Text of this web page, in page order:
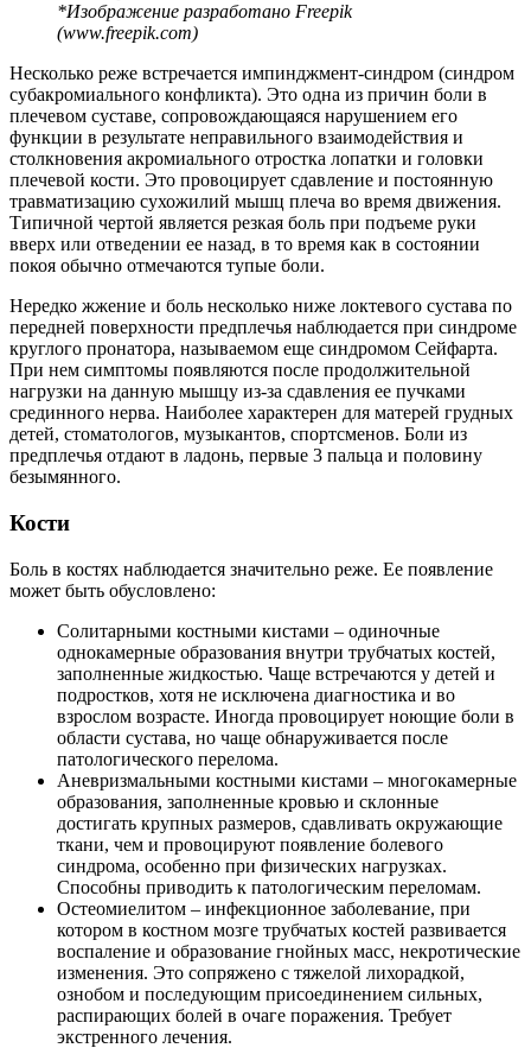
*Изображение разработано Freepik
(www.freepik.com)
Несколько реже встречается импинджмент-синдром (синдром
субакромиального конфликта). Это одна из причин боли в
плечевом суставе, сопровождающаяся нарушением его
функции в результате неправильного взаимодействия и
столкновения акромиального отростка лопатки и головки
плечевой кости. Это провоцирует сдавление и постоянную
травматизацию сухожилий мышц плеча во время движения.
Типичной чертой является резкая боль при подъеме руки
вверх или отведении ее назад, в то время как в состоянии
покоя обычно отмечаются тупые боли.
Нередко жжение и боль несколько ниже локтевого сустава по
передней поверхности предплечья наблюдается при синдроме
круглого пронатора, называемом еще синдромом Сейфарта.
При нем симптомы появляются после продолжительной
нагрузки на данную мышцу из-за сдавления ее пучками
срединного нерва. Наиболее характерен для матерей грудных
детей, стоматологов, музыкантов, спортсменов. Боли из
предплечья отдают в ладонь, первые 3 пальца и половину
безымянного.
Кости
Боль в костях наблюдается значительно реже. Ее появление
может быть обусловлено:
Солитарными костными кистами – одиночные
однокамерные образования внутри трубчатых костей,
заполненные жидкостью. Чаще встречаются у детей и
подростков, хотя не исключена диагностика и во
взрослом возрасте. Иногда провоцирует ноющие боли в
области сустава, но чаще обнаруживается после
патологического перелома.
Аневризмальными костными кистами – многокамерные
образования, заполненные кровью и склонные
достигать крупных размеров, сдавливать окружающие
ткани, чем и провоцируют появление болевого
синдрома, особенно при физических нагрузках.
Способны приводить к патологическим переломам.
Остеомиелитом – инфекционное заболевание, при
котором в костном мозге трубчатых костей развивается
воспаление и образование гнойных масс, некротические
изменения. Это сопряжено с тяжелой лихорадкой,
ознобом и последующим присоединением сильных,
распирающих болей в очаге поражения. Требует
экстренного лечения.